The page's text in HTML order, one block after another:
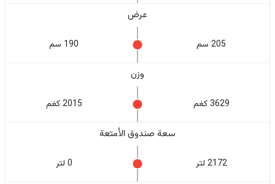
عرض
205 سم 190 سم
وزن
3629 كغم 2015 كغم
سعة صندوق الأمتعة
2172 لتر 0 لتر